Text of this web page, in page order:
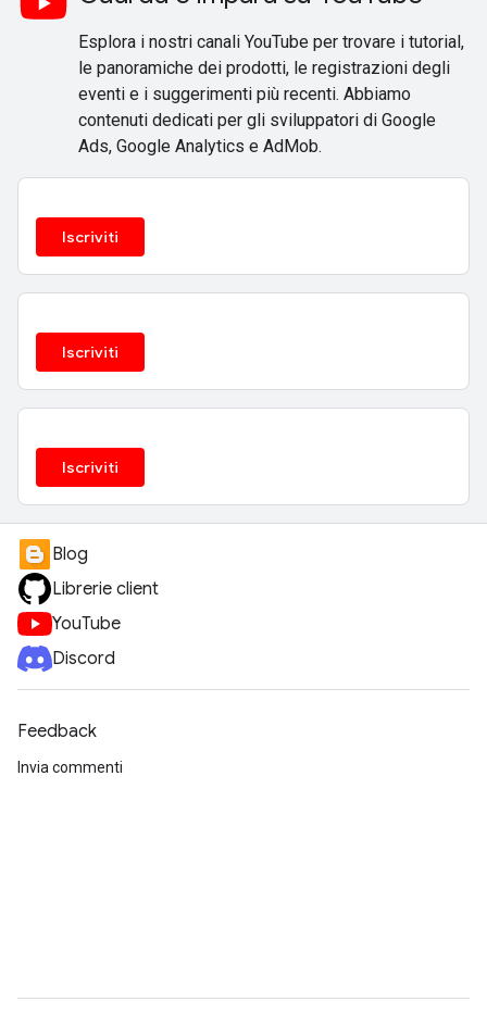
Esplora i nostri canali YouTube per trovare i tutorial,
le panoramiche dei prodotti, le registrazioni degli
eventi e i suggerimenti più recenti. Abbiamo
contenuti dedicati per gli sviluppatori di Google
Ads, Google Analytics e AdMob.
Iscriviti
Iscriviti
Iscriviti
Blog
Librerie client
YouTube
Discord
Feedback
Invia commenti